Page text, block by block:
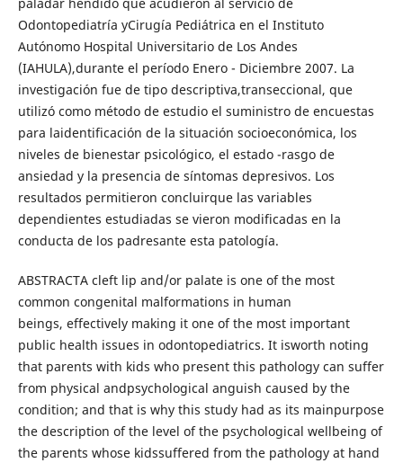
Odontopediatría yCirugía Pediátrica en el Instituto
Autónomo Hospital Universitario de Los Andes
(IAHULA),durante el período Enero - Diciembre 2007. La
investigación fue de tipo descriptiva,transeccional, que
utilizó como método de estudio el suministro de encuestas
para laidentificación de la situación socioeconómica, los
niveles de bienestar psicológico, el estado -rasgo de
ansiedad y la presencia de síntomas depresivos. Los
resultados permitieron concluirque las variables
dependientes estudiadas se vieron modificadas en la
conducta de los padresante esta patología.
ABSTRACTA cleft lip and/or palate is one of the most
common congenital malformations in human
beings, effectively making it one of the most important
public health issues in odontopediatrics. It isworth noting
that parents with kids who present this pathology can suffer
from physical andpsychological anguish caused by the
condition; and that is why this study had as its mainpurpose
the description of the level of the psychological wellbeing of
the parents whose kidssuffered from the pathology at hand